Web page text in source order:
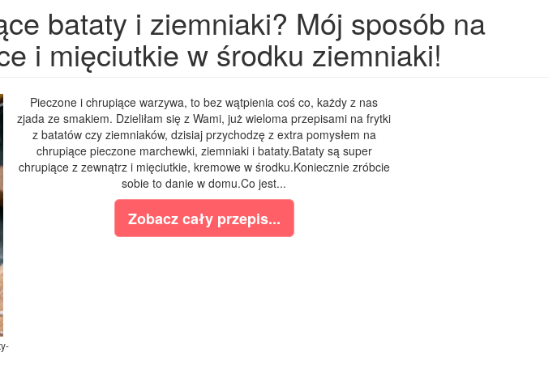
bataty i ziemniaki? Mój sposób na
i mięciutkie w środku ziemniaki!
Pieczone i chrupiące warzywa, to bez wątpienia coś co, każdy z nas
zjada ze smakiem. Dzieliłam się z Wami, już wieloma przepisami na frytki
z batatów czy ziemniaków, dzisiaj przychodzę z extra pomysłem na
chrupiące pieczone marchewki, ziemniaki i bataty.Bataty są super
chrupiące z zewnątrz i mięciutkie, kremowe w środku.Koniecznie zróbcie
sobie to danie w domu.Co jest...
Zobacz cały przepis...